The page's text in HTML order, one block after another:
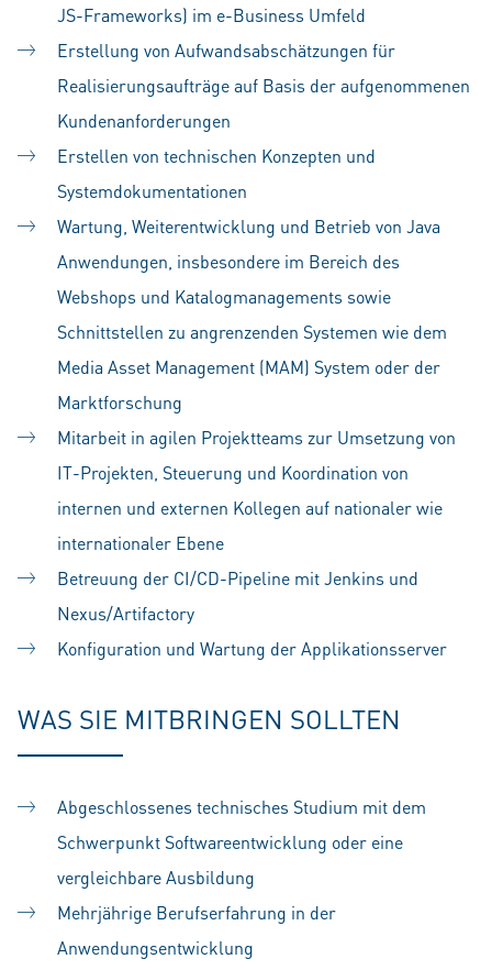
JS-Frameworks) im e-Business Umfeld
Erstellung von Aufwandsabschätzungen für
Realisierungsaufträge auf Basis der aufgenommenen
Kundenanforderungen
Erstellen von technischen Konzepten und
Systemdokumentationen
Wartung, Weiterentwicklung und Betrieb von Java
Anwendungen, insbesondere im Bereich des
Webshops und Katalogmanagements sowie
Schnittstellen zu angrenzenden Systemen wie dem
Media Asset Management (MAM) System oder der
Marktforschung
Mitarbeit in agilen Projektteams zur Umsetzung von
IT-Projekten, Steuerung und Koordination von
internen und externen Kollegen auf nationaler wie
internationaler Ebene
Betreuung der CI/CD-Pipeline mit Jenkins und
Nexus/Artifactory
Konfiguration und Wartung der Applikationsserver
WAS SIE MITBRINGEN SOLLTEN
Abgeschlossenes technisches Studium mit dem
Schwerpunkt Softwareentwicklung oder eine
vergleichbare Ausbildung
Mehrjährige Berufserfahrung in der
Anwendungsentwicklung